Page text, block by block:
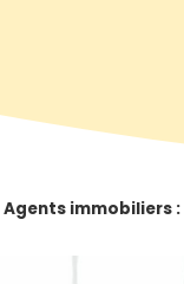
Agents immobiliers